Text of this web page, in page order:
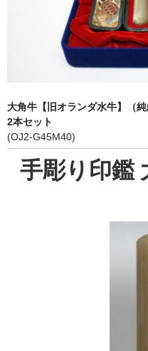
印鑑の書体
象牙印鑑の種類
お客様の声
ご利用案内
お問い合わせ
大角牛【旧オランダ水牛】
2本セット
(OJ2-G45M40)
手彫り印鑑